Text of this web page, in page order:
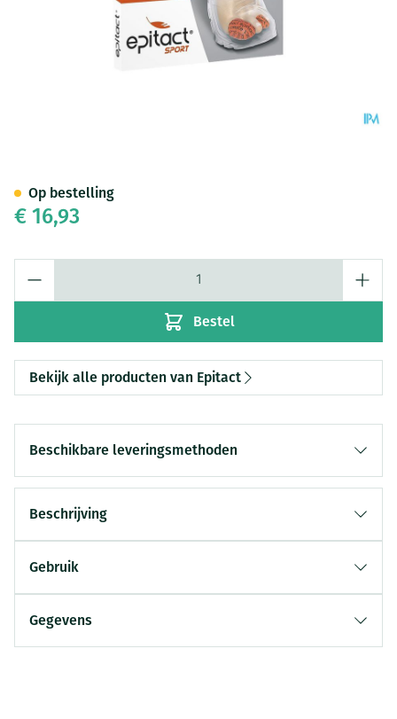
€ 16,93
Bestel
Op bestelling
Bekijk alle producten van Epitact
Beschikbare leveringsmethoden
Beschrijving
Gebruik
Gegevens